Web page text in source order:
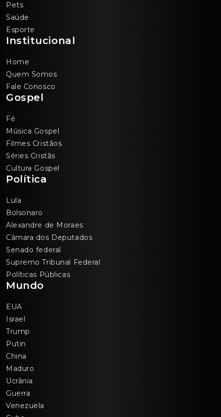
Pets
Saúde
Esporte
Institucional
Home
Quem Somos
Fale Conosco
Gospel
Fé
Música Gospel
Filmes Cristãos
Séries Cristãs
Cultura Gospel
Política
Lula
Bolsonaro
Alexandre de Moraes
Câmara dos Deputados
Senado federal
Supremo Tribunal Federal
Políticas Públicas
Mundo
EUA
Israel
Trump
Putin
China
Maduro
Ucrânia
Guerra
Venezuela